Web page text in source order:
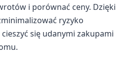
i porównać ceny. Dzięki
ryzyko
się udanymi zakupami